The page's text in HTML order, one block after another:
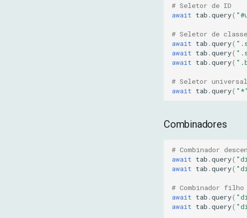
# Seletor de ID
await tab .query(
# Seletor de classe
await tab .query(
await tab .query(
await tab .query(
# Seletor universal
await tab .query( "*"
Combinadores
# Combinador
await tab .query(
await tab .query(
# Combinador
await tab .query(
await tab .query(